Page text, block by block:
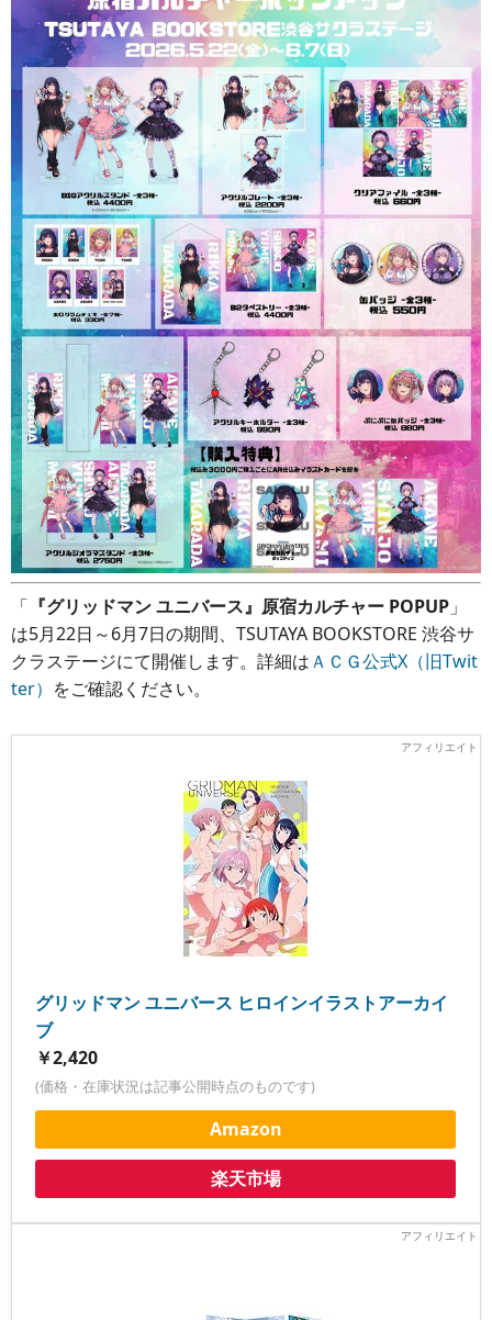
「 『グリッドマン ユニバース』原宿カルチャー POPUP 」
は5月22日～6月7日の期間、TSUTAYA BOOKSTORE 渋谷サ
クラステージにて開催します。詳細はＡＣＧ公式X（旧Twit
ter） をご確認ください。
グリッドマン ユニバース ヒロインイラストアーカイ
ブ
￥2,420
(価格・在庫状況は記事公開時点のものです)
Amazon
楽天市場